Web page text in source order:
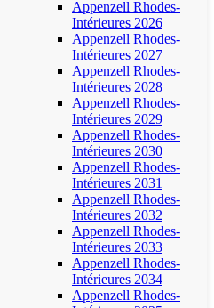
Appenzell Rhodes-
Intérieures 2026
Appenzell Rhodes-
Intérieures 2027
Appenzell Rhodes-
Intérieures 2028
Appenzell Rhodes-
Intérieures 2029
Appenzell Rhodes-
Intérieures 2030
Appenzell Rhodes-
Intérieures 2031
Appenzell Rhodes-
Intérieures 2032
Appenzell Rhodes-
Intérieures 2033
Appenzell Rhodes-
Intérieures 2034
Appenzell Rhodes-